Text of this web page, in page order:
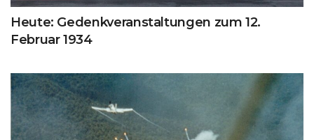
Heute: Gedenkveranstaltungen zum 12.
Februar 1934